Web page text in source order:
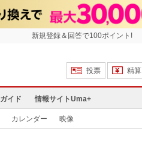
新規登録＆回答で100ポイント!
投票
精算
ガイド 情報サイトUma+
カレンダー 映像